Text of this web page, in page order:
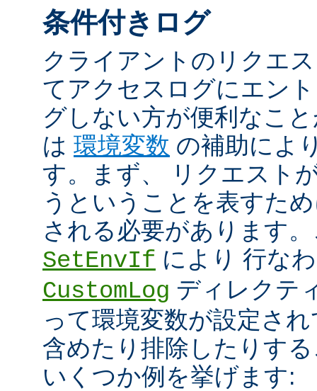
条件付きログ
クライアントのリクエ
てアクセスログにエン
グしない方が便利なこ
は 環境変数 の補助によ
す。まず、 リクエスト
うということを表すた
される必要があります
SetEnvIf により 行な
CustomLog ディレクテ
って環境変数が設定さ
含めたり排除したりす
いくつか例を挙げます: